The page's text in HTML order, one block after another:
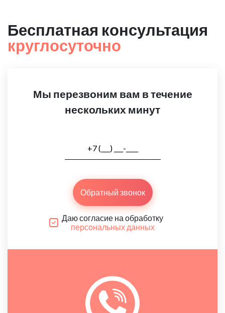
Бесплатная консультация
круглосуточно
Мы перезвоним вам в течение
нескольких минут
Обратный звонок
Даю согласие на обработку
персональных данных